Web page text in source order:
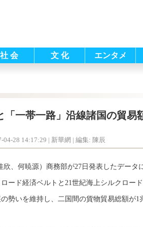
社 会 文 化 エンタメ
「一帯一路」沿線諸国の貿易
04-28 14:17:29 | 新華網 | 編集: 陳辰
欣、何暁源）商務部が27日発表したデータ
ード経済ベルトと21世紀海上シルクロー
勢いを維持し、二国間の貨物貿易総額が1